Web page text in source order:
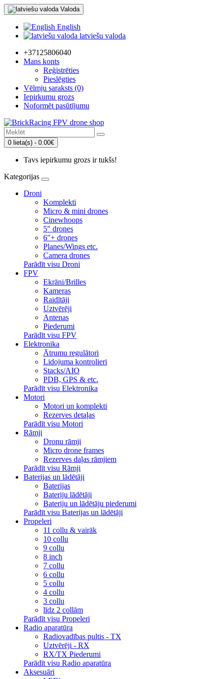
Valoda
English
latviešu valoda
+37125806040
Mans konts
Reģistrēties
Pieslēgties
Vēlmju saraksts (0)
Iepirkumu grozs
Noformēt pasūtījumu
0 lieta(s) - 0.00€
Tavs iepirkumu grozs ir tukšs!
Kategorijas
Droni
Komplekti
Micro & mini drones
Cinewhoops
5" drones
6"+ drones
Planes/Wings etc.
Camera drones
Parādīt visu Droni
FPV
Ekrāni/Brilles
Kameras
Raidītāji
Uztvērēji
Antenas
Piederumi
Parādīt visu FPV
Elektronika
Ātrumu regulātori
Lidojuma kontrolieri
Stacks/AIO
PDB, GPS & etc.
Parādīt visu Elektronika
Motori
Motori un komplekti
Rezerves detaļas
Parādīt visu Motori
Rāmji
Dronu rāmji
Micro drone frames
Rezerves daļas rāmjiem
Parādīt visu Rāmji
Baterijas un lādētāji
Baterijas
Bateriju lādētāji
Bateriju un lādētāju piederumi
Parādīt visu Baterijas un lādētāji
Propeleri
11 collu & vairāk
10 collu
9 collu
8 inch
7 collu
6 collu
5 collu
4 collu
3 collu
līdz 2 collām
Parādīt visu Propeleri
Radio aparatūra
Radiovadības pultis - TX
Uztvērēji - RX
RX/TX Piederumi
Parādīt visu Radio aparatūra
Aksesuāri